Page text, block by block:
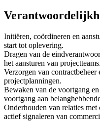
Initiëren, coördineren en
start tot oplevering.
Dragen van de
het aansturen van projectteams.
Verzorgen van contractbeheer
projectplanningen.
Bewaken van de voortgang
voortgang aan
Onderhouden van relaties met
actief signaleren van